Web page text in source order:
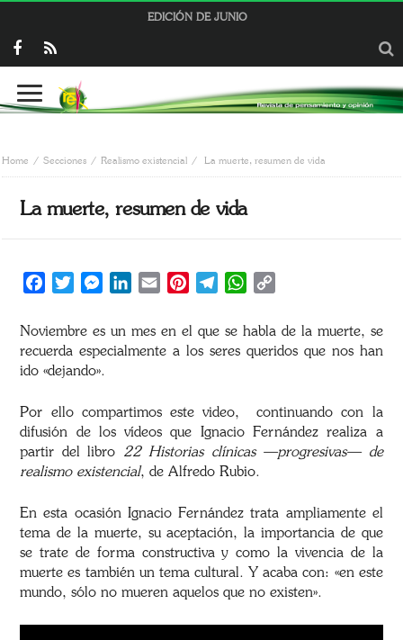
EDICIÓN DE JUNIO
Home Secciones Realismo existencial La muerte, resumen de vida
La muerte, resumen de vida
FacebookTwitterMessengerLinkedIn
Email PinterestTelegramWhatsApp
Noviembre es un mes en el que se habla de la muerte, se
recuerda especialmente a los seres queridos que nos han
ido «dejando».
Por ello compartimos este video, continuando con la
difusión de los vídeos que Ignacio Fernández realiza a
partir del libro 22 Historias clínicas —progresivas— de
realismo existencial, de Alfredo Rubio.
En esta ocasión Ignacio Fernández trata ampliamente el
tema de la muerte, su aceptación, la importancia de que
se trate de forma constructiva y como la vivencia de la
muerte es también un tema cultural. Y acaba con: «en este
mundo, sólo no mueren aquelos que no existen».